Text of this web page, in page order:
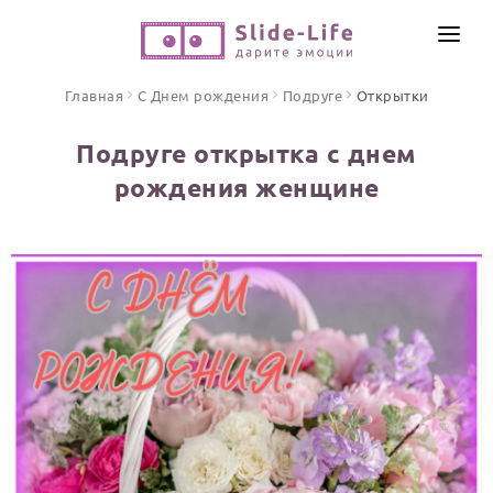
ПО ФОРМАТУ
Песни поздравления
Открытки
Стихи и тексты
ПРАЗДНИКИ
С Днем рождения
Юбилей
ИНСТРУМЕНТЫ
ЦЕНЫ
ОТЗЫВЫ
Главная С Днем рождения Подруге Открытки
Подруге открытка с днем
рождения женщине